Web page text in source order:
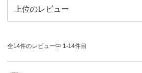
全14件のレビュー中 1-14件目